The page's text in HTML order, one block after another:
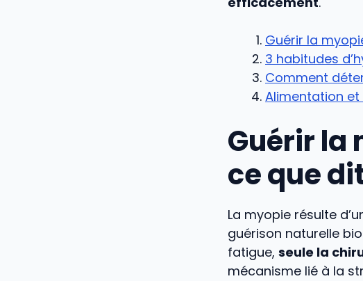
Guérir la
3 habitudes
Comment
Alimentation
Guérir la
ce que
La myopie résulte
guérison naturelle
fatigue, seule la
mécanisme lié à la